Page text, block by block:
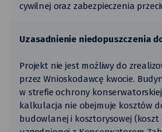
cywilnej oraz zabezpieczenia
Uzasadnienie niedopuszczenia
Projekt nie jest możliwy do
przez Wnioskodawcę kwocie.
w strefie ochrony
kalkulacja nie obejmuje kosztów
budowlanej i kosztorysowej (koszt